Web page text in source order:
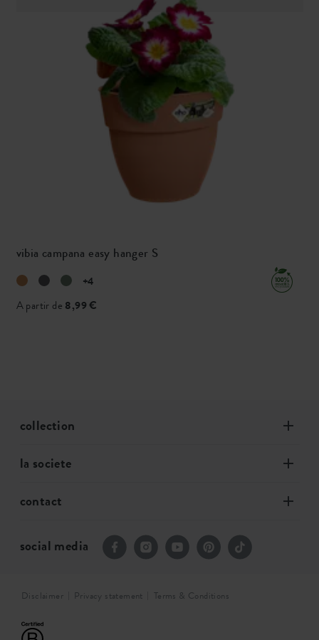
vibia campana easy hanger S
+4
A partir de 8,99 €
collection
la societe
contact
social media
Disclaimer Privacy statement Terms & Conditions